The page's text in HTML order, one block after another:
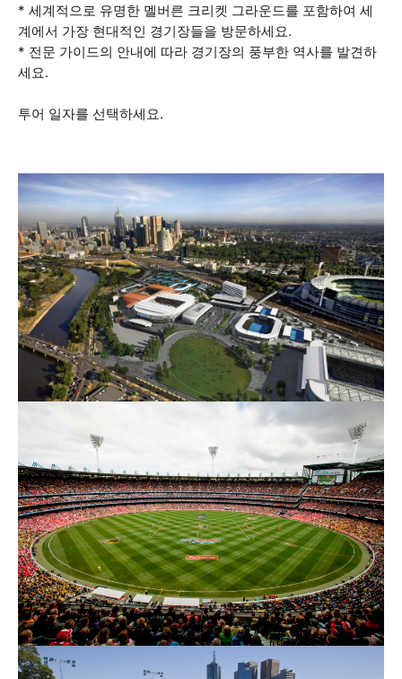
* 세계적으로 유명한 멜버른 크리켓 그라운드를 포함하여 세
계에서 가장 현대적인 경기장들을 방문하세요.
* 전문 가이드의 안내에 따라 경기장의 풍부한 역사를 발견하
세요.
투어 일자를 선택하세요.